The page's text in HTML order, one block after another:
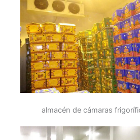
almacén de cámaras